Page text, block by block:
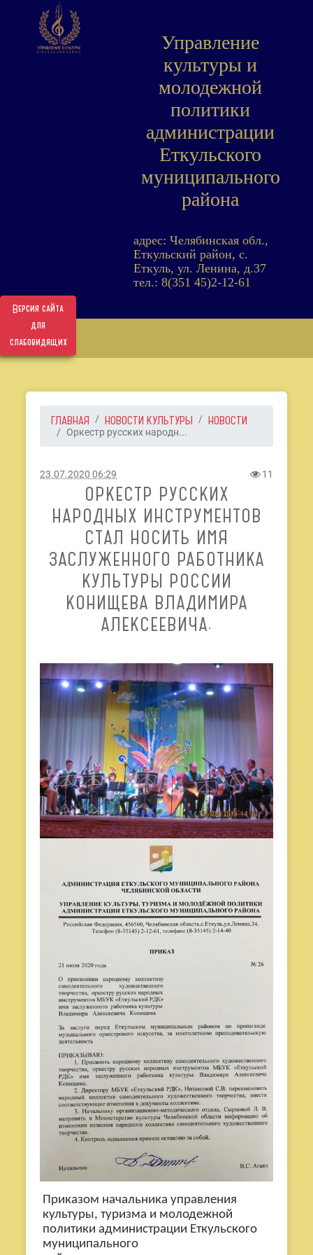
Версия сайта
для
слабовидящих
Управление
культуры и
молодежной
политики
администрации
Еткульского
муниципального
района
адрес: Челябинская обл.,
Еткульский район, с.
Еткуль, ул. Ленина, д.37
тел.: 8(351 45)2-12-61
ГЛАВНАЯ НОВОСТИ КУЛЬТУРЫ НОВОСТИ
Оркестр русских народн...
23.07.2020 06:29 11
ОРКЕСТР РУССКИХ
НАРОДНЫХ ИНСТРУМЕНТОВ
СТАЛ НОСИТЬ ИМЯ
ЗАСЛУЖЕННОГО РАБОТНИКА
КУЛЬТУРЫ РОССИИ
КОНИЩЕВА ВЛАДИМИРА
АЛЕКСЕЕВИЧА.
Приказом начальника управления
культуры, туризма и молодежной
политики администрации Еткульского
муниципального